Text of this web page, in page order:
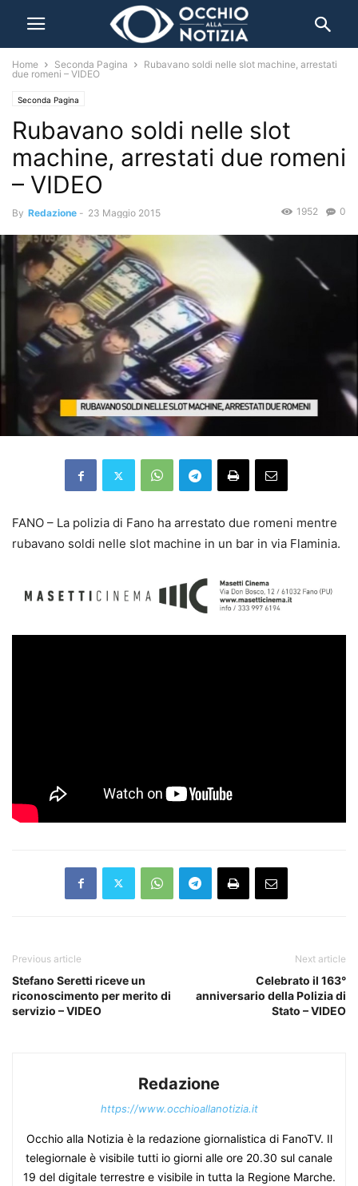
Home Seconda Pagina
Rubavano soldi nelle slot machine, arrestati
due romeni – VIDEO
Seconda Pagina
Rubavano soldi nelle slot
machine, arrestati due romeni
– VIDEO
By Redazione - 23 Maggio 2015 0
1952
FANO – La polizia di Fano ha arrestato due romeni mentre
rubavano soldi nelle slot machine in un bar in via Flaminia.
Previous article
Stefano Seretti riceve un
riconoscimento per merito di
servizio – VIDEO
Next article
Celebrato il 163°
anniversario della Polizia di
Stato – VIDEO
Redazione
https://www.occhioallanotizia.it
Occhio alla Notizia è la redazione giornalistica di FanoTV. Il
telegiornale è visibile tutti io giorni alle ore 20.30 sul canale
19 del digitale terrestre e visibile in tutta la Regione Marche.